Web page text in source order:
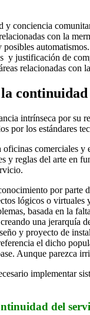
y conciencia
con la
posibles
y justificación de
relacionadas con
intrínseca por su
por los estándares
comerciales y
y reglas del arte en
por parte
lógicos o
basada en la
una jerarquía
y proyecto de
el dicho
Aunque parezca
implementar
del